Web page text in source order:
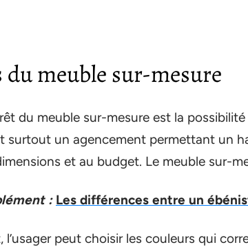
meuble sur-mesure
du meuble sur-mesure est la possibilité
surtout un agencement permettant un
et au budget. Le meuble sur-
: Les différences entre un
l’usager peut choisir les couleurs qui